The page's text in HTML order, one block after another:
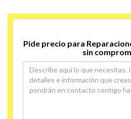
Pide precio para
sin